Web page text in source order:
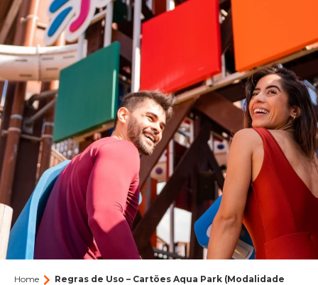
PARQUES
RESORTS
VILA AZUL DO MAR
PRAIA
O DESTINO
O BEACH PARK
Quem Somos
Nossa história
Eventos
VACATION CLUB
BEACH CARD
BLOG
CONTATO
Voltar
AQUA
PARK
PARQUE
ARVORAR
OHANA
BEACH
PARK
RESORT
ACQUA
BEACH
PARK
RESORT
Home
Regras de Uso – Cartões Aqua Park (Modalidade